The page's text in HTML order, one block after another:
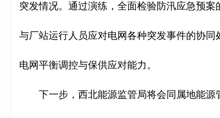
突发情况。通过演练，全面检验防汛应急预
与厂站运行人员应对电网各种突发事件的协
电网平衡调控与保供应对能力。
下一步，西北能源监管局将会同属地能